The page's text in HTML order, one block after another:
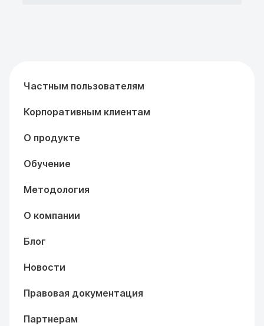
Частным пользователям
Корпоративным клиентам
О продукте
Обучение
Методология
О компании
Блог
Новости
Правовая документация
Партнерам